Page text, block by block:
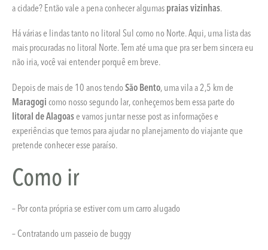
a cidade? Então vale a pena conhecer algumas praias vizinhas.
Há várias e lindas tanto no litoral Sul como no Norte. Aqui, uma lista das
mais procuradas no litoral Norte. Tem até uma que pra ser bem sincera eu
não iria, você vai entender porquê em breve.
Depois de mais de 10 anos tendoSão Bento, uma vila a 2,5 km de
Maragogi como nosso segundo lar, conheçemos bem essa parte do
litoral de Alagoase vamos juntar nesse post as informações e
experiências que temos para ajudar no planejamento do viajante que
pretende conhecer esse paraíso.
Como ir
– Por conta própria se estiver com um carro alugado
– Contratando um passeio de buggy